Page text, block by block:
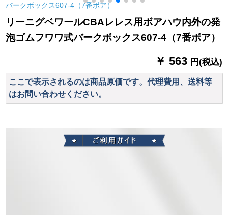
クス027-1(6号ボル)
ア】
リーニグベワールCBAレレス用ボアハウ内外の発
泡ゴムフワワ式バークボックス607-4（7番ボア）
￥ 563 円(税込)
ここで表示されるのは商品原価です。代理費用、送料等
はお問い合わせください。